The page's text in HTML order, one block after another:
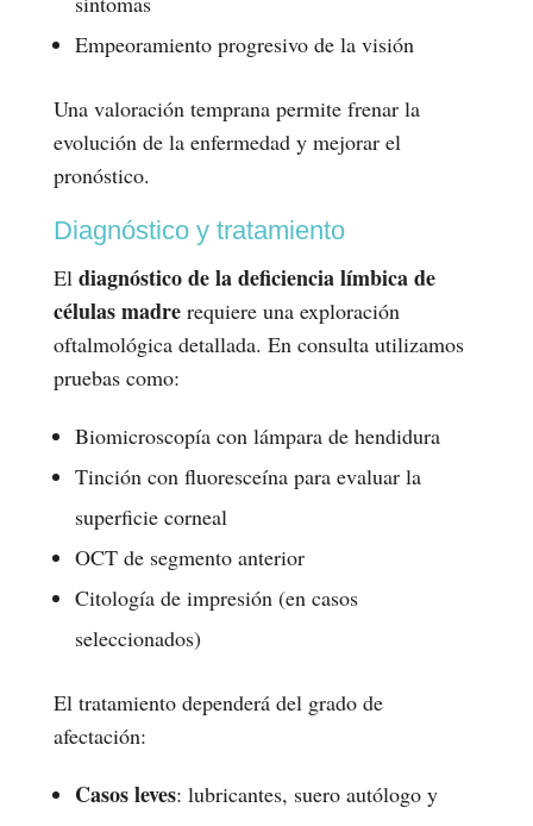
Empeoramiento progresivo de la visión
Una valoración temprana permite frenar la
evolución de la enfermedad y mejorar el
pronóstico.
Diagnóstico y tratamiento
El diagnóstico de la deficiencia límbica de
células madrerequiere una exploración
oftalmológica detallada. En consulta utilizamos
pruebas como:
Biomicroscopía con lámpara de hendidura
Tinción con fluoresceína para evaluar la
superficie corneal
OCT de segmento anterior
Citología de impresión (en casos
seleccionados)
El tratamiento dependerá del grado de
afectación:
Casos leves: lubricantes, suero autólogo y